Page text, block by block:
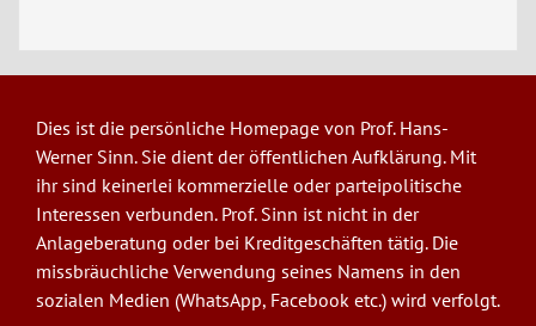
Dies ist die persönliche Homepage von Prof. Hans-
Werner Sinn. Sie dient der öffentlichen Aufklärung. Mit
ihr sind keinerlei kommerzielle oder parteipolitische
Interessen verbunden. Prof. Sinn ist nicht in der
Anlageberatung oder bei Kreditgeschäften tätig. Die
missbräuchliche Verwendung seines Namens in den
sozialen Medien (WhatsApp, Facebook etc.) wird verfolgt.